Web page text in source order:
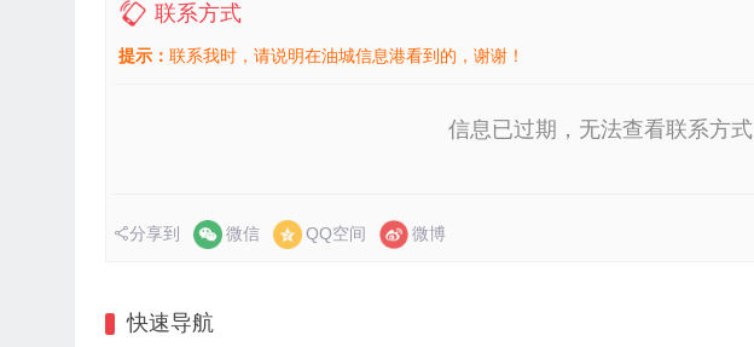
联系方式
提示： 联系我时，请说明在油城信息港看到的，谢谢！
信息已过期，无法查看联系方式
分享到 微信 QQ空间 微博
快速导航